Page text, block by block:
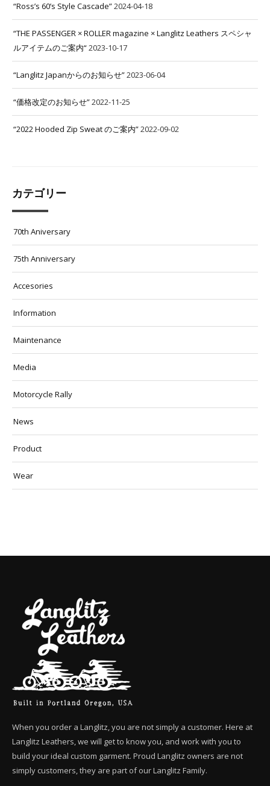
“Ross’s 60’s Style Cascade”2024-04-18
“THE PASSENGER × ROLLER magazine × Langlitz Leathers スペシャ
ルアイテムのご案内“2023-10-17
“Langlitz Japanからのお知らせ”2023-06-04
“価格改定のお知らせ”2022-11-25
“2022 Hooded Zip Sweat のご案内”2022-09-02
カテゴリー
70th Aniversary
75th Anniversary
Accesories
Information
Maintenance
Media
Motorcycle Rally
News
Product
Wear
When you order a Langlitz, you are not simply a customer. Here at
Langlitz Leathers, we will get to know you, and work with you to
build your ideal custom garment. Proud Langlitz owners are not
simply customers, they are part of our Langlitz Family.